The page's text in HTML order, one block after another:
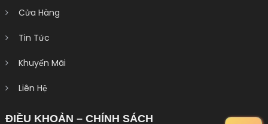
Cửa Hàng
Tin Tức
Khuyến Mãi
Liên Hệ
ĐIỀU KHOẢN – CHÍNH SÁCH